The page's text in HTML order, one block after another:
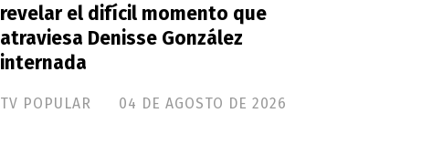
revelar el difícil momento que
atraviesa Denisse González
internada
TV POPULAR 04 DE AGOSTO DE 2026